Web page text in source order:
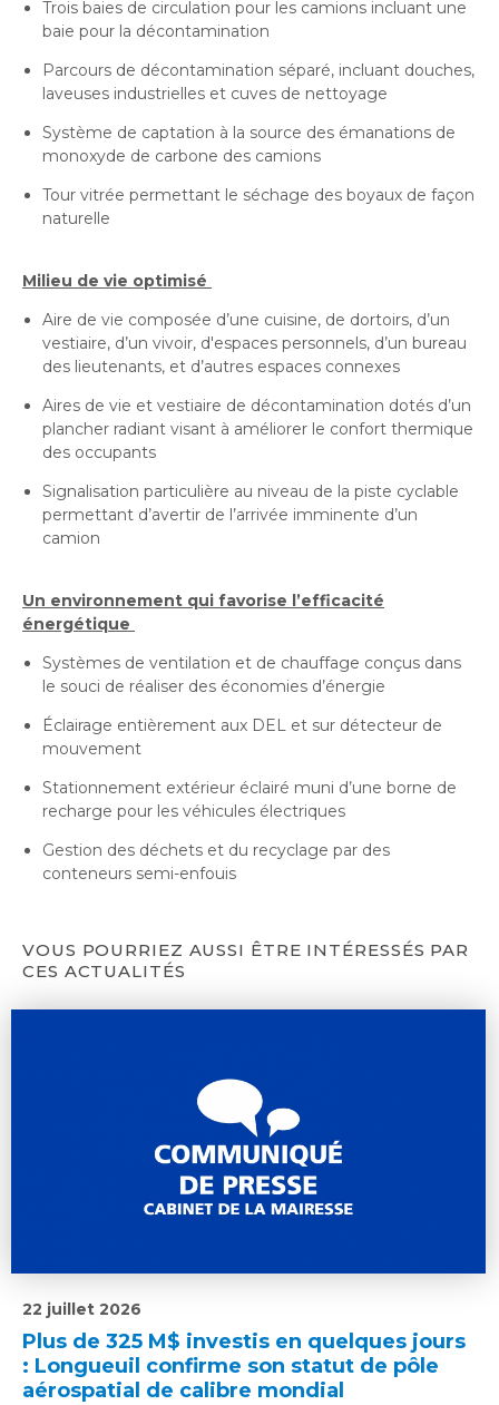
Trois baies de circulation pour les camions incluant une
baie pour la décontamination
Parcours de décontamination séparé, incluant douches,
laveuses industrielles et cuves de nettoyage
Système de captation à la source des émanations de
monoxyde de carbone des camions
Tour vitrée permettant le séchage des boyaux de façon
naturelle
Milieu de vie optimisé
Aire de vie composée d’une cuisine, de dortoirs, d’un
vestiaire, d’un vivoir, d'espaces personnels, d’un bureau
des lieutenants, et d’autres espaces connexes
Aires de vie et vestiaire de décontamination dotés d’un
plancher radiant visant à améliorer le confort thermique
des occupants
Signalisation particulière au niveau de la piste cyclable
permettant d’avertir de l’arrivée imminente d’un
camion
Un environnement qui favorise l’efficacité
énergétique
Systèmes de ventilation et de chauffage conçus dans
le souci de réaliser des économies d’énergie
Éclairage entièrement aux DEL et sur détecteur de
mouvement
Stationnement extérieur éclairé muni d’une borne de
recharge pour les véhicules électriques
Gestion des déchets et du recyclage par des
conteneurs semi-enfouis
VOUS POURRIEZ AUSSI ÊTRE INTÉRESSÉS PAR
CES ACTUALITÉS
Plus de 325 M$ investis en quelques jours
: Longueuil confirme son statut de pôle
aérospatial de calibre mondial
22 juillet 2026